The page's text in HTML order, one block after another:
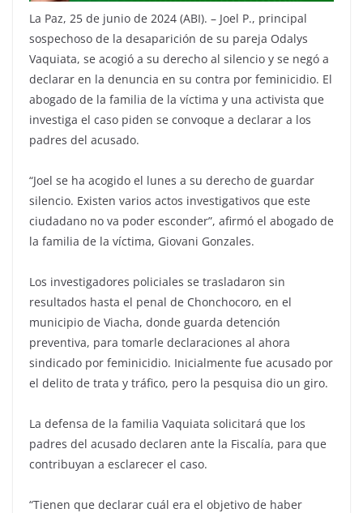
La Paz, 25 de junio de 2024 (ABI). – Joel P., principal
sospechoso de la desaparición de su pareja Odalys
Vaquiata, se acogió a su derecho al silencio y se negó a
declarar en la denuncia en su contra por feminicidio. El
abogado de la familia de la víctima y una activista que
investiga el caso piden se convoque a declarar a los
padres del acusado.
“Joel se ha acogido el lunes a su derecho de guardar
silencio. Existen varios actos investigativos que este
ciudadano no va poder esconder”, afirmó el abogado de
la familia de la víctima, Giovani Gonzales.
Los investigadores policiales se trasladaron sin
resultados hasta el penal de Chonchocoro, en el
municipio de Viacha, donde guarda detención
preventiva, para tomarle declaraciones al ahora
sindicado por feminicidio. Inicialmente fue acusado por
el delito de trata y tráfico, pero la pesquisa dio un giro.
La defensa de la familia Vaquiata solicitará que los
padres del acusado declaren ante la Fiscalía, para que
contribuyan a esclarecer el caso.
“Tienen que declarar cuál era el objetivo de haber